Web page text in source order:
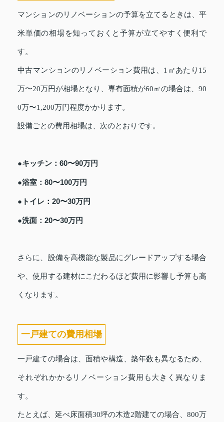
マンションのリノベーションの予算を立てるときは、平
米単価の相場を知っておくと予算が立てやすく便利で
す。
中古マンションのリノベーション費用は、1㎡あたり15
万〜20万円が相場となり、専有面積が60㎡の場合は、90
0万〜1,200万円程度かかります。
設備ごとの費用相場は、次のとおりです。
●キッチン：60〜90万円
●浴室：80〜100万円
●トイレ：20〜30万円
●洗面：20〜30万円
さらに、設備を高機能な製品にグレードアップする場合
や、使用する建材にこだわるほど費用に影響し予算も高
くなります。
一戸建ての費用相場
一戸建ての場合は、面積や構造、築年数も異なるため、
それぞれかかるリノベーション費用も大きく異なりま
す。
たとえば、延べ床面積30坪の木造2階建ての場合、800万